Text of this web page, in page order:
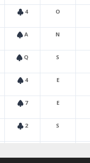
4 O
A N
Q S
4 E
7 E
2 S